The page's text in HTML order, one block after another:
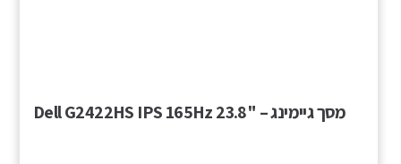
מסך גיימינג – "Dell G2422HS IPS 165Hz 23.8